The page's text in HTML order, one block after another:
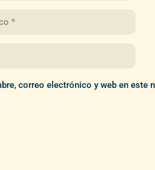
correo electrónico y web en este